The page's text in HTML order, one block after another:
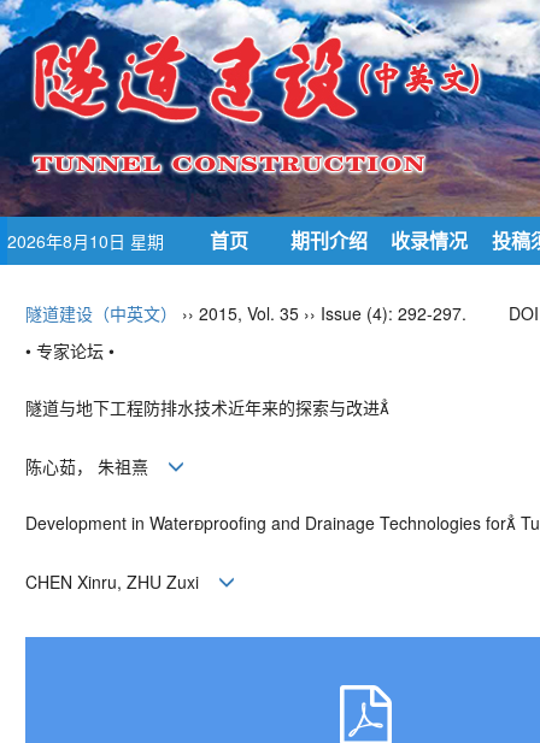
2026年8月10日 星期
首页 期刊介绍 收录情况 投稿
隧道建设（中英文） ›› 2015, Vol. 35 ›› Issue (4): 292-297.
• 专家论坛 •
隧道与地下工程防排水技术近年来的探索与改进
陈心茹， 朱祖熹
Development in Waterproofing and Drainage Technologies for
CHEN Xinru, ZHU Zuxi